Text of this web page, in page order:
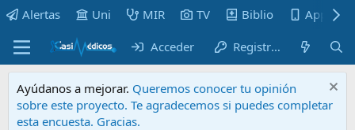
Alertas Uni MIR TV Biblio Apps
Acceder Registrarse
Ayúdanos a mejorar. Queremos conocer tu opinión
sobre este proyecto. Te agradecemos si puedes completar
esta encuesta. Gracias.